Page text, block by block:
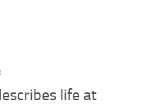
life at